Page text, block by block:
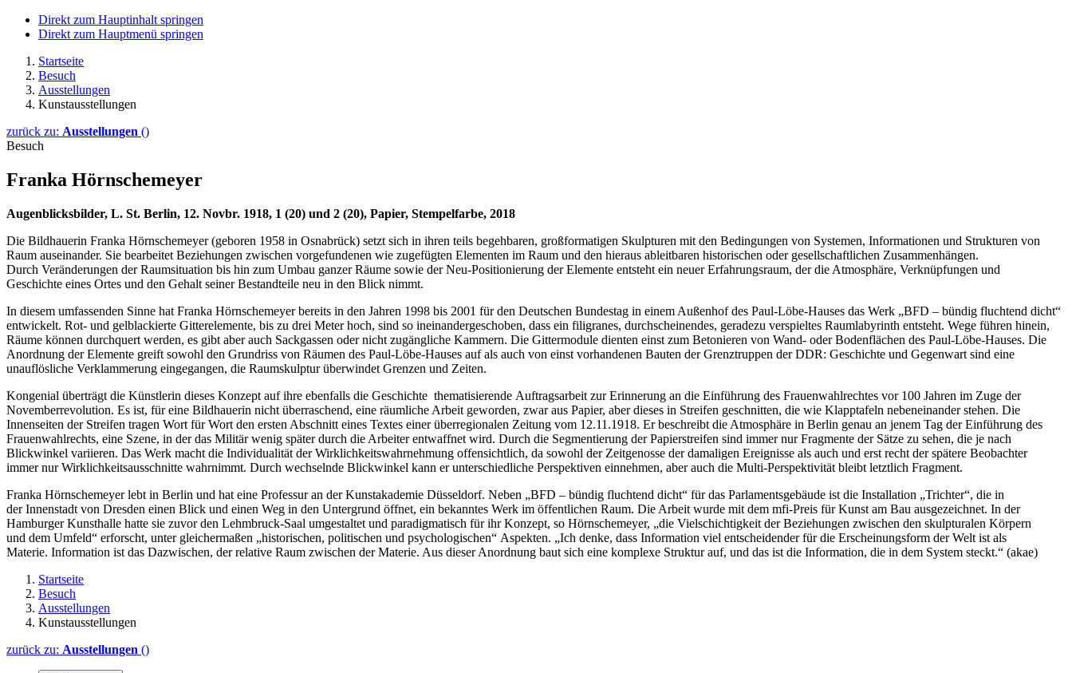
Direkt zum Hauptinhalt springen
Direkt zum Hauptmenü springen
Startseite
Besuch
Ausstellungen
Kunstausstellungen
zurück zu: Ausstellungen ()
Besuch
Franka Hörnschemeyer
Augenblicksbilder, L. St. Berlin, 12. Novbr. 1918, 1 (20) und 2 (20), Papier, Stempelfarbe, 2018
Die Bildhauerin Franka Hörnschemeyer (geboren 1958 in Osnabrück) setzt sich in ihren teils begehbaren, großformatigen Skulpturen mit den Bedingungen von Systemen, Informationen und Strukturen von
Raum auseinander. Sie bearbeitet Beziehungen zwischen vorgefundenen wie zugefügten Elementen im Raum und den hieraus ableitbaren historischen oder gesellschaftlichen Zusammenhängen.
Durch Veränderungen der Raumsituation bis hin zum Umbau ganzer Räume sowie der Neu-Positionierung der Elemente entsteht ein neuer Erfahrungsraum, der die Atmosphäre, Verknüpfungen und
Geschichte eines Ortes und den Gehalt seiner Bestandteile neu in den Blick nimmt.
In diesem umfassenden Sinne hat Franka Hörnschemeyer bereits in den Jahren 1998 bis 2001 für den Deutschen Bundestag in einem Außenhof des Paul-Löbe-Hauses das Werk „BFD – bündig fluchtend dicht“
entwickelt. Rot- und gelblackierte Gitterelemente, bis zu drei Meter hoch, sind so ineinandergeschoben, dass ein filigranes, durchscheinendes, geradezu verspieltes Raumlabyrinth entsteht. Wege führen hinein,
Räume können durchquert werden, es gibt aber auch Sackgassen oder nicht zugängliche Kammern. Die Gittermodule dienten einst zum Betonieren von Wand- oder Bodenflächen des Paul-Löbe-Hauses. Die
Anordnung der Elemente greift sowohl den Grundriss von Räumen des Paul-Löbe-Hauses auf als auch von einst vorhandenen Bauten der Grenztruppen der DDR: Geschichte und Gegenwart sind eine
unauflösliche Verklammerung eingegangen, die Raumskulptur überwindet Grenzen und Zeiten.
Kongenial überträgt die Künstlerin dieses Konzept auf ihre ebenfalls die Geschichte thematisierende Auftragsarbeit zur Erinnerung an die Einführung des Frauenwahlrechtes vor 100 Jahren im Zuge der
Novemberrevolution. Es ist, für eine Bildhauerin nicht überraschend, eine räumliche Arbeit geworden, zwar aus Papier, aber dieses in Streifen geschnitten, die wie Klapptafeln nebeneinander stehen. Die
Innenseiten der Streifen tragen Wort für Wort den ersten Abschnitt eines Textes einer überregionalen Zeitung vom 12.11.1918. Er beschreibt die Atmosphäre in Berlin genau an jenem Tag der Einführung des
Frauenwahlrechts, eine Szene, in der das Militär wenig später durch die Arbeiter entwaffnet wird. Durch die Segmentierung der Papierstreifen sind immer nur Fragmente der Sätze zu sehen, die je nach
Blickwinkel variieren. Das Werk macht die Individualität der Wirklichkeitswahrnehmung offensichtlich, da sowohl der Zeitgenosse der damaligen Ereignisse als auch und erst recht der spätere Beobachter
immer nur Wirklichkeitsausschnitte wahrnimmt. Durch wechselnde Blickwinkel kann er unterschiedliche Perspektiven einnehmen, aber auch die Multi-Perspektivität bleibt letztlich Fragment.
Franka Hörnschemeyer lebt in Berlin und hat eine Professur an der Kunstakademie Düsseldorf. Neben „BFD – bündig fluchtend dicht“ für das Parlamentsgebäude ist die Installation „Trichter“, die in
der Innenstadt von Dresden einen Blick und einen Weg in den Untergrund öffnet, ein bekanntes Werk im öffentlichen Raum. Die Arbeit wurde mit dem mfi-Preis für Kunst am Bau ausgezeichnet. In der
Hamburger Kunsthalle hatte sie zuvor den Lehmbruck-Saal umgestaltet und paradigmatisch für ihr Konzept, so Hörnschemeyer, „die Vielschichtigkeit der Beziehungen zwischen den skulpturalen Körpern
und dem Umfeld“ erforscht, unter gleichermaßen „historischen, politischen und psychologischen“ Aspekten. „Ich denke, dass Information viel entscheidender für die Erscheinungsform der Welt ist als
Materie. Information ist das Dazwischen, der relative Raum zwischen der Materie. Aus dieser Anordnung baut sich eine komplexe Struktur auf, und das ist die Information, die in dem System steckt.“ (akae)
Startseite
Besuch
Ausstellungen
Kunstausstellungen
zurück zu: Ausstellungen ()